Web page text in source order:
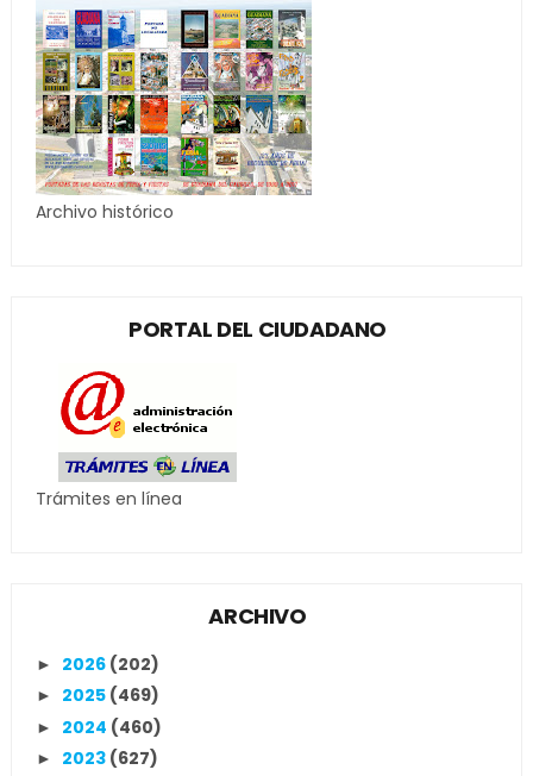
Archivo histórico
PORTAL DEL CIUDADANO
Trámites en línea
ARCHIVO
► 2026 (202)
► 2025 (469)
► 2024 (460)
► 2023 (627)